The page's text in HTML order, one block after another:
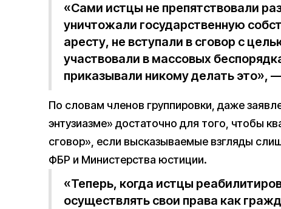
«Сами истцы не препятствовали
уничтожали государственную
аресту, не вступали в сговор с
участвовали в массовых
приказывали никому делать это»,
По словам членов группировки, даже
энтузиазме» достаточно для того, чтобы
сговор», если высказываемые взгляды
ФБР и Министерства юстиции.
«Теперь, когда истцы
осуществлять свои права как